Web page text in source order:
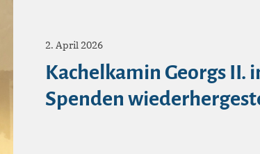
2. April 2026
Kachelkamin Georgs II.
Spenden